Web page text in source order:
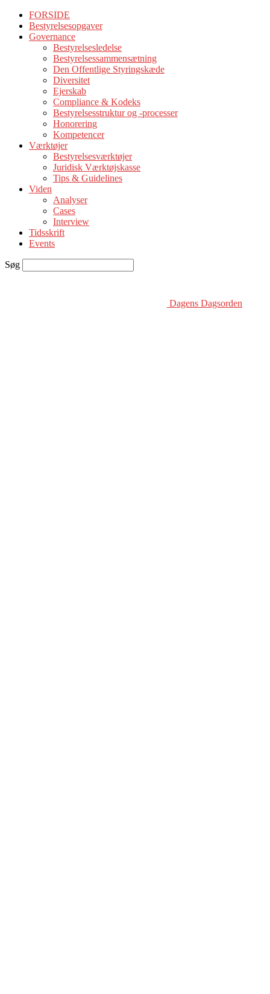
FORSIDE
Bestyrelsesopgaver
Governance
Bestyrelsesledelse
Bestyrelsessammensætning
Den Offentlige Styringskæde
Diversitet
Ejerskab
Compliance & Kodeks
Bestyrelsesstruktur og -processer
Honorering
Kompetencer
Værktøjer
Bestyrelsesværktøjer
Juridisk Værktøjskasse
Tips & Guidelines
Viden
Analyser
Cases
Interview
Tidsskrift
Events
Søg
Dagens Dagsorden